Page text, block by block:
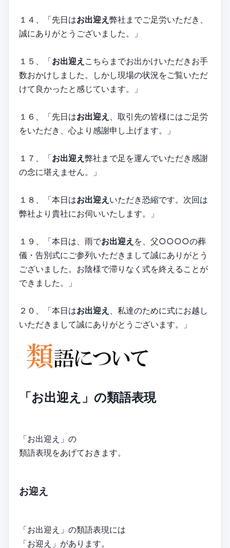
１４、「先日はお出迎え 弊社までご足労いただき、
誠にありがとうございました。」
１５、「お出迎え こちらまでお出かけいただきお手
数おかけしました。しかし現場の状況をご覧いただ
けて良かったと感じています。」
１６、「先日はお出迎え 、取引先の皆様にはご足労
をいただき、心より感謝申し上げます。」
１７、「お出迎え 弊社まで足を運んでいただき感謝
の念に堪えません。」
１８、「本日はお出迎え いただき恐縮です。次回は
弊社より貴社にお伺いいたします。」
１９、「本日は、雨でお出迎え を、父○○○○の葬
儀・告別式にご参列いただきまして誠にありがとう
ございました。お陰様で滞りなく式を終えることが
できました。」
２０、「本日はお出迎え 、私達のために式にお越し
いただきまして誠にありがとうございます。」
「お出迎え」の類語表現
「お出迎え」の
類語表現をあげておきます。
お迎え
「お出迎え」の類語表現には
「お迎え」があります。